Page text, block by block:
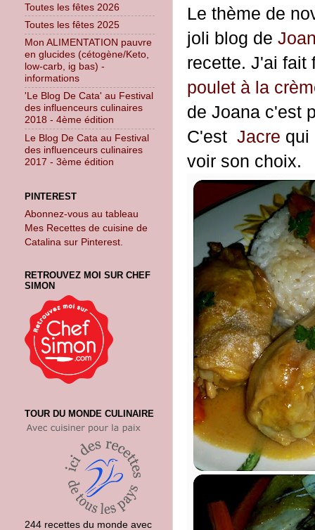
Le thème de
joli blog de
recette. J'ai fait
poulet à la
de Joana c'est
C'est Jacre qui
voir son choix.
Toutes les fêtes 2026
Toutes les fêtes 2025
Mon ALIMENTATION pauvre
en glucides (cétogène/Keto,
low-carb, ig bas) -
informations
'Le Blog De Cata' au Festival
des influenceurs culinaires
2018 - 4ème édition
Le Blog De Cata au Festival
des influenceurs culinaires
2017 - 3ème édition
PINTEREST
Abonnez-vous au tableau
Mes Recettes de cuisine de
Catalina sur Pinterest.
RETROUVEZ MOI SUR CHEF
SIMON
TOUR DU MONDE CULINAIRE
244 recettes du monde avec